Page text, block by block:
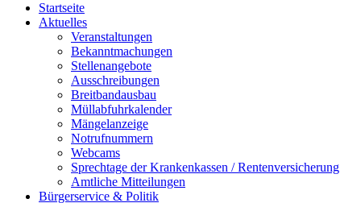
Startseite
Aktuelles
Veranstaltungen
Bekanntmachungen
Stellenangebote
Ausschreibungen
Breitbandausbau
Müllabfuhrkalender
Mängelanzeige
Notrufnummern
Webcams
Sprechtage der Krankenkassen / Rentenversicherung
Amtliche Mitteilungen
Bürgerservice & Politik